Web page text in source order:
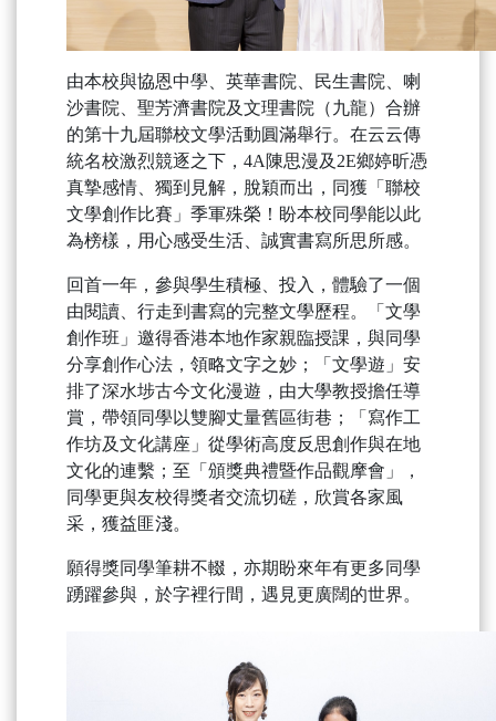
由本校與協恩中學、英華書院、民生書院、喇
沙書院、聖芳濟書院及文理書院（九龍）合辦
的第十九屆聯校文學活動圓滿舉行。在云云傳
統名校激烈競逐之下，4A陳思漫及2E鄉婷昕憑
真摯感情、獨到見解，脫穎而出，同獲「聯校
文學創作比賽」季軍殊榮！盼本校同學能以此
為榜樣，用心感受生活、誠實書寫所思所感。
回首一年，參與學生積極、投入，體驗了一個
由閱讀、行走到書寫的完整文學歷程。「文學
創作班」邀得香港本地作家親臨授課，與同學
分享創作心法，領略文字之妙；「文學遊」安
排了深水埗古今文化漫遊，由大學教授擔任導
賞，帶領同學以雙腳丈量舊區街巷；「寫作工
作坊及文化講座」從學術高度反思創作與在地
文化的連繫；至「頒獎典禮暨作品觀摩會」，
同學更與友校得獎者交流切磋，欣賞各家風
采，獲益匪淺。
願得獎同學筆耕不輟，亦期盼來年有更多同學
踴躍參與，於字裡行間，遇見更廣闊的世界。